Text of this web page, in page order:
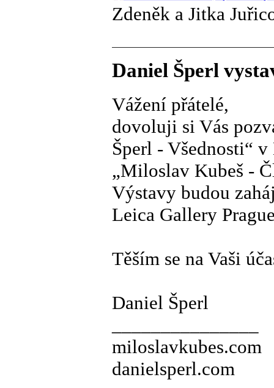
Zdeněk a Jitka
Daniel Šperl
Vážení přátelé,
dovoluji si Vás
Šperl - Všednosti“
„Miloslav Kubeš -
Výstavy budou
Leica Gallery
Těším se na Vaši
Daniel Šperl
miloslavkubes.com
danielsperl.com